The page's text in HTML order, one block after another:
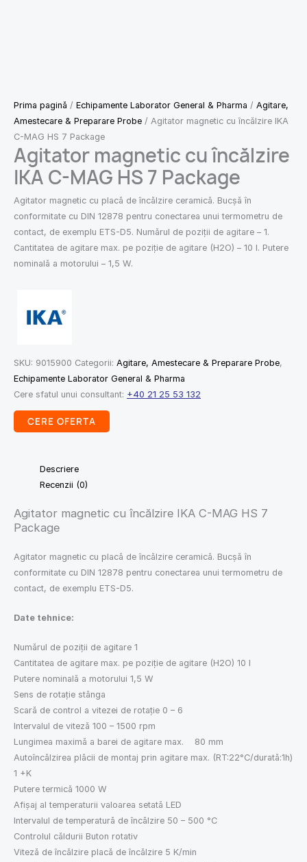
Prima pagină / Echipamente Laborator General & Pharma / Agitare,
Amestecare & Preparare Probe / Agitator magnetic cu încălzire IKA
C-MAG HS 7 Package
Agitator magnetic cu încălzire
IKA C-MAG HS 7 Package
Agitator magnetic cu placă de încălzire ceramică. Bucșă în
conformitate cu DIN 12878 pentru conectarea unui termometru de
contact, de exemplu ETS-D5. Numărul de poziții de agitare – 1.
Cantitatea de agitare max. pe poziție de agitare (H2O) – 10 l. Putere
nominală a motorului – 1,5 W.
SKU: 9015900 Categorii: Agitare, Amestecare & Preparare Probe,
Echipamente Laborator General & Pharma
Cere sfatul unui consultant: +40 21 25 53 132
CERE OFERTA
Descriere
Recenzii (0)
Agitator magnetic cu încălzire IKA C-MAG HS 7
Package
Agitator magnetic cu placă de încălzire ceramică. Bucșă în
conformitate cu DIN 12878 pentru conectarea unui termometru de
contact, de exemplu ETS-D5.
Date tehnice:
Numărul de poziții de agitare 1
Cantitatea de agitare max. pe poziție de agitare (H2O) 10 l
Putere nominală a motorului 1,5 W
Sens de rotație stânga
Scară de control a vitezei de rotație 0 – 6
Intervalul de viteză 100 – 1500 rpm
Lungimea maximă a barei de agitare max. 80 mm
Autoîncălzirea plăcii de montaj prin agitare max. (RT:22°C/durată:1h)
1 +K
Putere termică 1000 W
Afișaj al temperaturii valoarea setată LED
Intervalul de temperatură de încălzire 50 – 500 °C
Controlul căldurii Buton rotativ
Viteză de încălzire placă de încălzire 5 K/min